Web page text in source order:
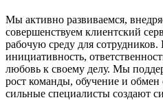
Мы активно развиваемся,
совершенствуем клиентский
рабочую среду для
инициативность,
любовь к своему делу. Мы
рост команды, обучение и
сильные специалисты создают